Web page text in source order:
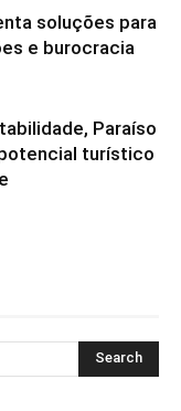
soluções para
e burocracia
Paraíso
turístico